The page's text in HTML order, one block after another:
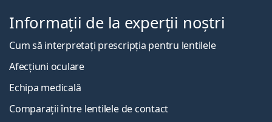
Informații de la experții noștri
Cum să interpretați prescripția pentru lentilele
Afecțiuni oculare
Echipa medicală
Comparații între lentilele de contact